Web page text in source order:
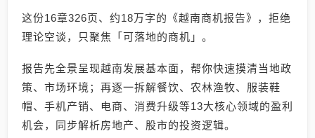
这份16章326页、约18万字的《越南商机报告》，拒绝
理论空谈，只聚焦「可落地的商机」。
报告先全景呈现越南发展基本面，帮你快速摸清当地政
策、市场环境；再逐一拆解餐饮、农林渔牧、服装鞋
帽、手机产销、电商、消费升级等13大核心领域的盈利
机会，同步解析房地产、股市的投资逻辑。